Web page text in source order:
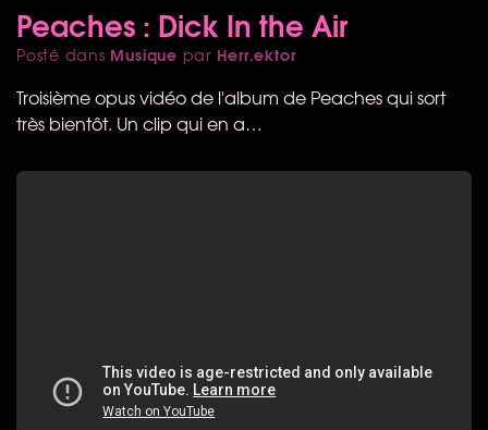
Peaches : Dick In the Air
Posté dans Musique par Herr.ektor
Troisième opus vidéo de l'album de Peaches qui sort
très bientôt. Un clip qui en a…